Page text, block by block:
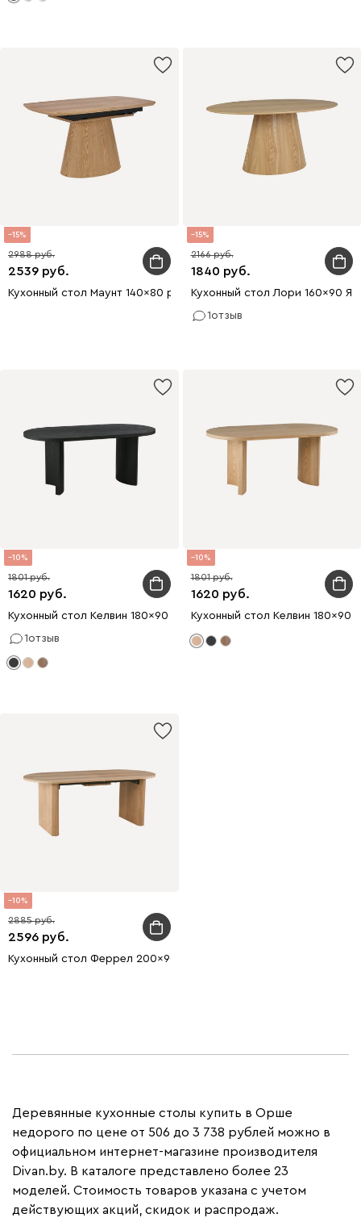
15
2539
2988
Кухонный стол Маунт 140x80 раскладной Ясень натуральный
15
1840
2166
Кухонный стол Лори 160x90
1отзыв
10
1620
1801
Кухонный стол Келвин 180x90 Ясень Черный
1отзыв
10
1620
1801
Кухонный стол Келвин 180x90
10
2596
2885
Кухонный стол Феррел 200x90 раскладной Ясень натуральный
Деревянные кухонные столы купить в Орше
недорого по цене от 506 до 3 738 рублей можно в
официальном интернет-магазине производителя
Divan.by. В каталоге представлено более 23
моделей. Стоимость товаров указана с учетом
действующих акций, скидок и распродаж.